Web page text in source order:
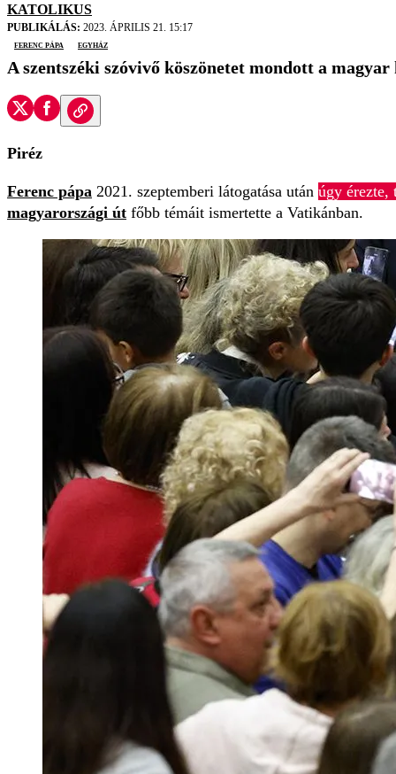
KATOLIKUS
PUBLIKÁLÁS: 2023. ÁPRILIS 21. 15:17
Ferenc pápa
egyház
A szentszéki szóvivő köszönetet mondott a
Piréz
Ferenc pápa 2021. szeptemberi látogatása után úgy érezte,
magyarországi út főbb témáit ismertette a Vatikánban.